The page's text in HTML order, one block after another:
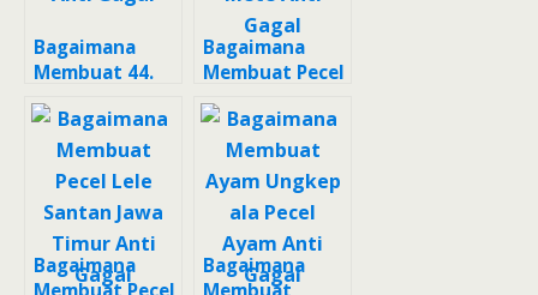
Bagaimana
Membuat 44.
Sambel Pecel
Anti Gagal
Bagaimana
Membuat Pecel
Kacang Mete
Anti Gagal
Bagaimana
Bagaimana